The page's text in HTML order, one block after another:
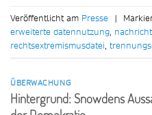
Veröffentlicht am Presse |
erweiterte datennutzung,
rechtsextremismusdatei,
ÜBERWACHUNG
Hintergrund: Snowdens